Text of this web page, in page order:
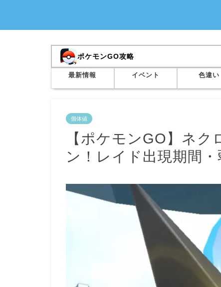
ポケモンGO攻略
最新情報 イベント 色違い
個体値
【ポケモンGO】ネ
ン！レイド出現期間